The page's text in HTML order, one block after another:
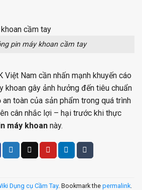
pin máy khoan cầm tay
Việt Nam cần nhấn mạnh khuyến cáo
khoan gây ảnh hưởng đến tiêu chuẩn
toàn của sản phẩm trong quá trình
cân nhắc lợi – hại trước khi thực
máy khoan này.
Dụng cụ Cầm Tay. Bookmark the permalink